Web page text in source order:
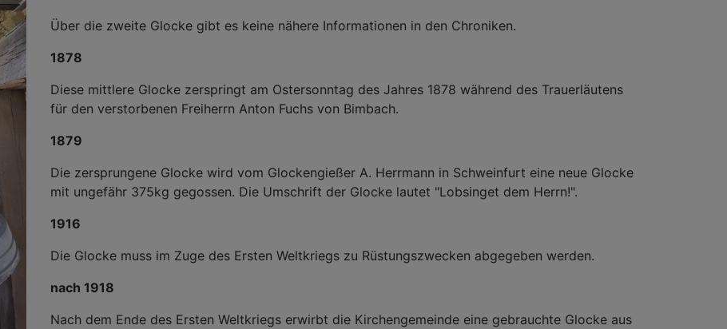
Über die zweite Glocke gibt es keine nähere Informationen in den Chroniken.
1878
Diese mittlere Glocke zerspringt am Ostersonntag des Jahres 1878 während des Trauerläutens
für den verstorbenen Freiherrn Anton Fuchs von Bimbach.
1879
Die zersprungene Glocke wird vom Glockengießer A. Herrmann in Schweinfurt eine neue Glocke
mit ungefähr 375kg gegossen. Die Umschrift der Glocke lautet "Lobsinget dem Herrn!".
1916
Die Glocke muss im Zuge des Ersten Weltkriegs zu Rüstungszwecken abgegeben werden.
nach 1918
Nach dem Ende des Ersten Weltkriegs erwirbt die Kirchengemeinde eine gebrauchte Glocke aus